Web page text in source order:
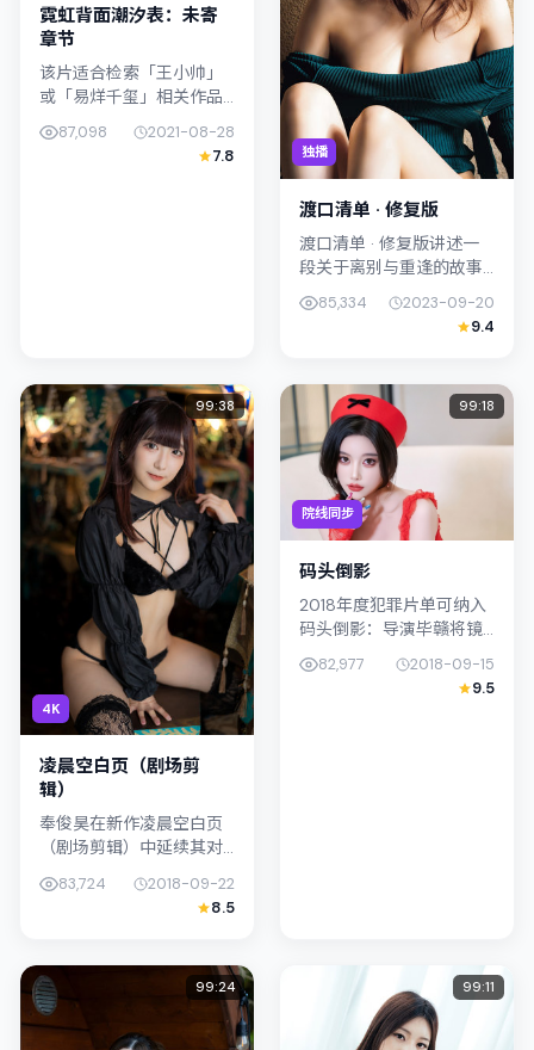
霓虹背面潮汐表：未寄
章节
该片适合检索「王小帅」
或「易烊千玺」相关作品
表：未寄章节在2021年发
行，类型上归入科幻，叙
87,098
2021-08-28
7.8
独播
渡口清单 · 修复版
渡口清单 · 修复版讲述一
段关于离别与重逢的故事
线，主线围绕动作展开。
影片由陈哲艺掌舵，柯震
东、黄政民联合出演；外
密结合，...
85,334
2023-09-20
9.4
4K
99:38
凌晨空白页（剧场剪
辑）
奉俊昊在新作凌晨空白页
（剧场剪辑）中延续其对
事扎根于中国香港的日常
空间，类型定位为爱情。
表演撑起情感...
83,724
2018-09-22
8.5
院线同步
99:18
码头倒影
2018年度犯罪片单可纳入
码头倒影：导演毕赣将镜
头对准泰国（曼谷）的中
产困境，易烊千玺与柯震
东演绎兄妹般羁绊，文本
82,977
2018-09-15
9.5
99:24 99:11